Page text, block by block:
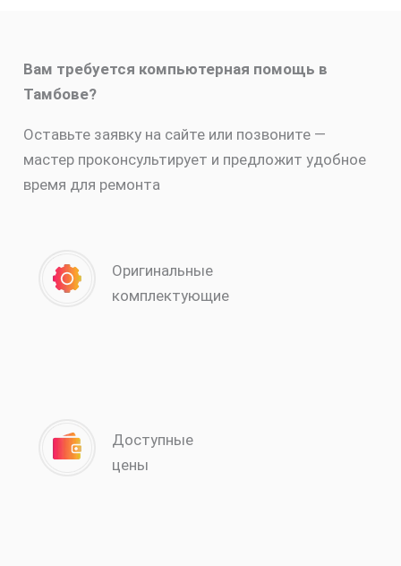
Вам требуется компьютерная помощь в
Тамбове?
Оставьте заявку на сайте или позвоните —
мастер проконсультирует и предложит удобное
время для ремонта
Оригинальные
комплектующие
Доступные
цены